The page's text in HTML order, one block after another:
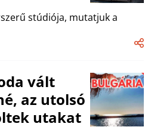
stúdiója, mutatjuk a
vált
az utolsó
utakat